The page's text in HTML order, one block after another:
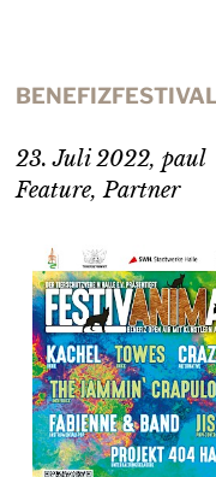
23. Juli 2022, paul
Feature, Partner